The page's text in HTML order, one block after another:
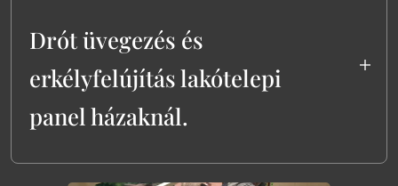
Drót üvegezés és
erkélyfelújítás lakótelepi
panel házaknál.